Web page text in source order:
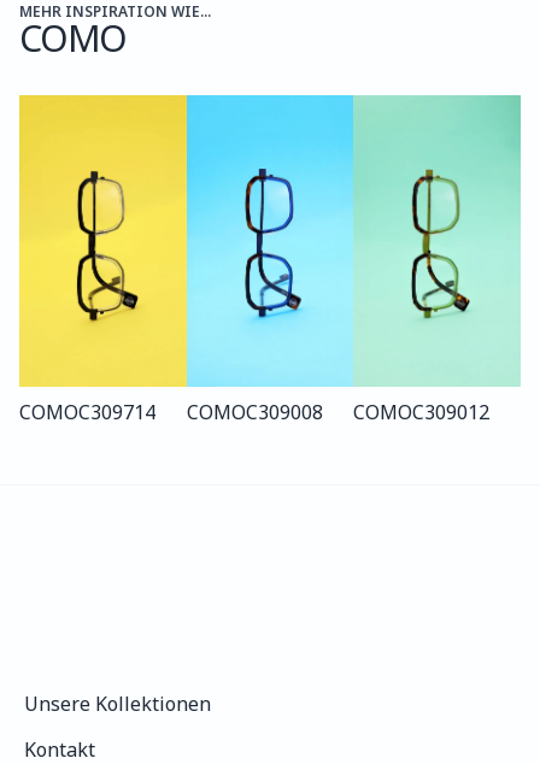
MEHR INSPIRATION WIE...
COMO
COMOC309714 COMOC309008 COMOC309012
Unsere Kollektionen
Kontakt